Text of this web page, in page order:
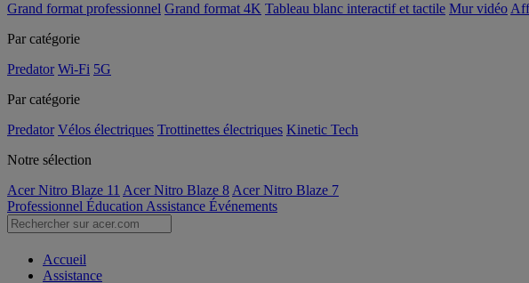
Grand format professionnel Grand format 4K Tableau blanc interactif et tactile Mur vidéo
Par catégorie
Predator Wi-Fi 5G
Par catégorie
Predator Vélos électriques Trottinettes électriques Kinetic Tech
Notre sélection
Acer Nitro Blaze 11 Acer Nitro Blaze 8 Acer Nitro Blaze 7
Professionnel Éducation Assistance Événements
Accueil
Assistance